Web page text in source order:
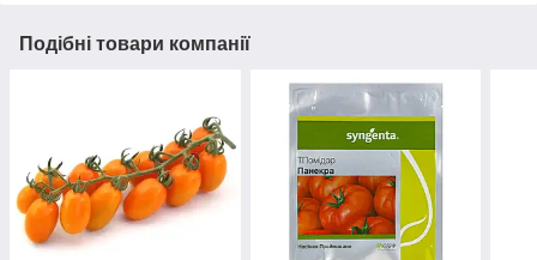
Подібні товари компанії